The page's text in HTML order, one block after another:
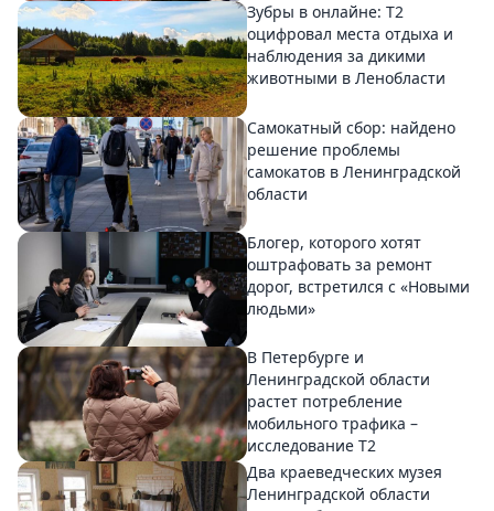
Зубры в онлайне: Т2
оцифровал места отдыха и
наблюдения за дикими
животными в Ленобласти
Самокатный сбор: найдено
решение проблемы
самокатов в Ленинградской
области
Блогер, которого хотят
оштрафовать за ремонт
дорог, встретился с «Новыми
людьми»
В Петербурге и
Ленинградской области
растет потребление
мобильного трафика –
исследование T2
Два краеведческих музея
Ленинградской области